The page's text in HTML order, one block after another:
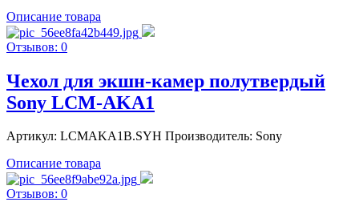
Описание товара
Отзывов: 0
Чехол для экшн-камер полутвердый
Sony LCM-AKA1
Артикул: LCMAKA1B.SYH Производитель: Sony
Описание товара
Отзывов: 0